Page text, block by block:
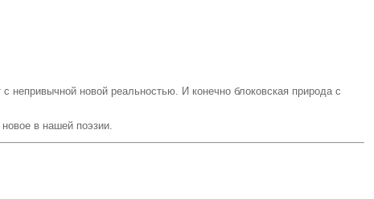
новой реальностью. И конечно блоковская природа с
в нашей поэзии.